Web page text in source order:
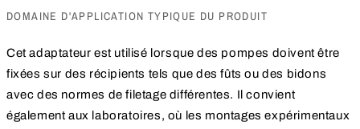
DOMAINE D'APPLICATION TYPIQUE DU PRODUIT
Cet adaptateur est utilisé lorsque des pompes doivent être
fixées sur des récipients tels que des fûts ou des bidons
avec des normes de filetage différentes. Il convient
également aux laboratoires, où les montages expérimentaux